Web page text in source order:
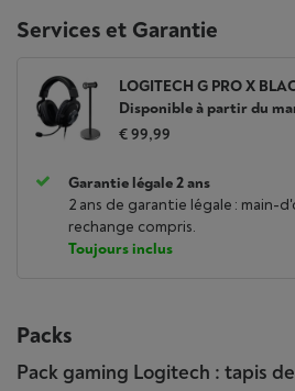
Services et Garantie
LOGITECH G PRO X
Disponible à partir du
€ 99,99
Garantie légale 2 ans
2 ans de garantie légale : main-
rechange compris.
Toujours inclus
Packs
Pack gaming Logitech : tapis